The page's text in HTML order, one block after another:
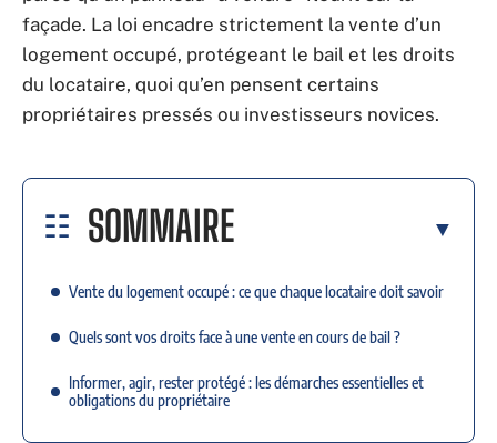
façade. La loi encadre strictement la vente d’un
logement occupé, protégeant le bail et les droits
du locataire, quoi qu’en pensent certains
propriétaires pressés ou investisseurs novices.
SOMMAIRE
Vente du logement occupé : ce que chaque locataire doit savoir
Quels sont vos droits face à une vente en cours de bail ?
Informer, agir, rester protégé : les démarches essentielles et
obligations du propriétaire